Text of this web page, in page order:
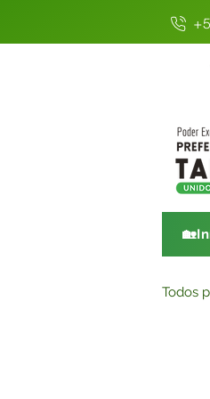
Todos